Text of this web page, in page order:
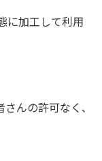
に加工して利用
んの許可なく､